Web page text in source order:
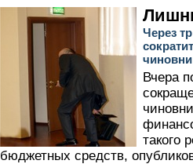
Через
Вчера
такого
бюджетных средств,